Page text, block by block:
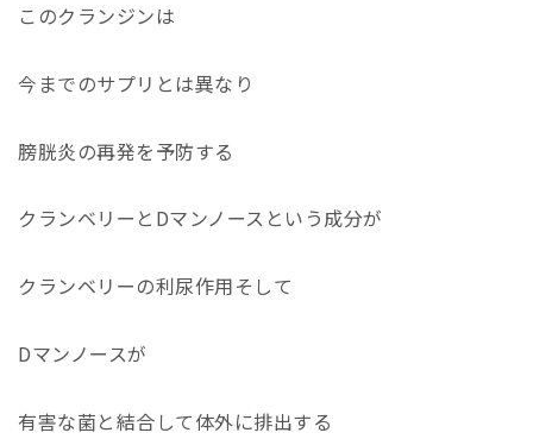
このクランジンは
今までのサプリとは異なり
膀胱炎の再発を予防する
クランベリーと Dマンノースという成分が
クランベリーの利尿作用そして
Dマンノースが
有害な菌と結合して体外に排出する